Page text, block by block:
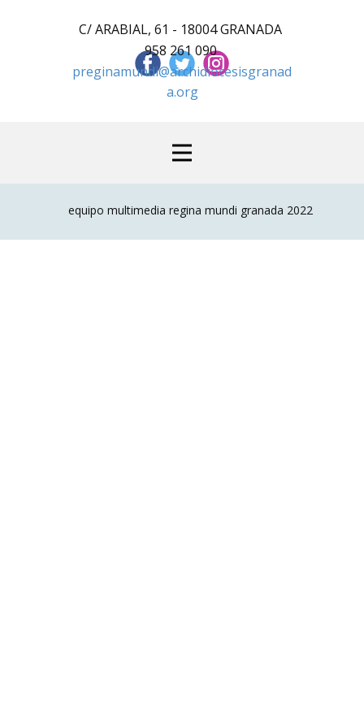
C/ ARABIAL, 61 - 18004 GRANADA
958 261 090
preginamundi@archidiocesisgranad
a.org
equipo multimedia regina mundi granada 2022